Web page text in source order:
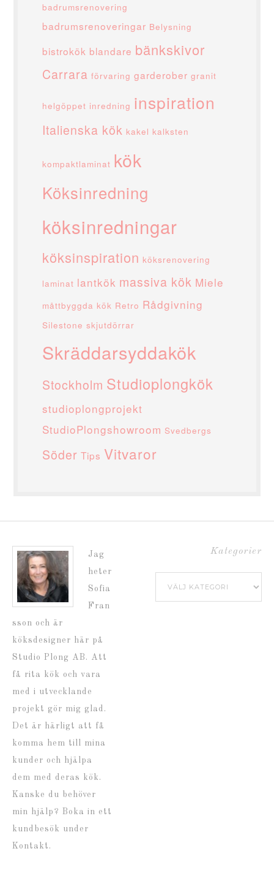
badrumsrenovering
badrumsrenoveringar Belysning
bistrokök blandare bänkskivor
Carrara förvaring garderober granit
helgöppet inredning inspiration
Italienska kök kakel kalksten
kompaktlaminat kök
Köksinredning
köksinredningar
köksinspiration köksrenovering
laminat lantkök massiva kök Miele
måttbyggda kök Retro Rådgivning
Silestone skjutdörrar
Skräddarsyddakök
Stockholm Studioplongkök
studioplongprojekt
StudioPlongshowroom Svedbergs
Söder Tips Vitvaror
Jag
heter
Sofia
Fran
sson och är
köksdesigner här på
Studio Plong AB. Att
få rita kök och vara
med i utvecklande
projekt gör mig glad.
Det är härligt att få
komma hem till mina
kunder och hjälpa
dem med deras kök.
Kanske du behöver
min hjälp? Boka in ett
kundbesök under
Kontakt.
Kategorier
Kategorier